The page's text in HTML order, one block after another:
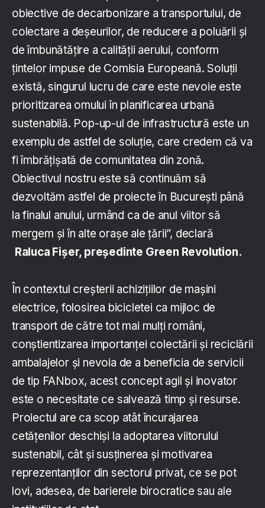
obiective de decarbonizare a transportului, de
colectare a deșeurilor, de reducere a poluării și
de îmbunătățire a calității aerului, conform
țintelor impuse de Comisia Europeană. Soluții
există, singurul lucru de care este nevoie este
prioritizarea omului în planificarea urbană
sustenabilă. Pop-up-ul de infrastructură este un
exemplu de astfel de soluție, care credem că va
fi îmbrățișată de comunitatea din zonă.
Obiectivul nostru este să continuăm să
dezvoltăm astfel de proiecte în București până
la finalul anului, urmând ca de anul viitor să
mergem și în alte orașe ale țării”, declară
Raluca Fișer, președinte Green Revolution.
În contextul creșterii achizițiilor de mașini
electrice, folosirea bicicletei ca mijloc de
transport de către tot mai mulți români,
conștientizarea importanței colectării și reciclării
ambalajelor și nevoia de a beneficia de servicii
de tip FANbox, acest concept agil și inovator
este o necesitate ce salvează timp și resurse.
Proiectul are ca scop atât încurajarea
cetățenilor deschiși la adoptarea viitorului
sustenabil, cât și susținerea și motivarea
reprezentanților din sectorul privat, ce se pot
lovi, adesea, de barierele birocratice sau ale